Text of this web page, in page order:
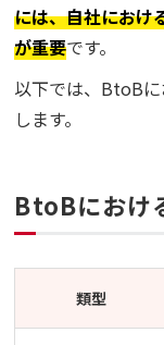
には、自社におけ
が重要です。
以下では、BtoB
します。
BtoBにおけ
類型